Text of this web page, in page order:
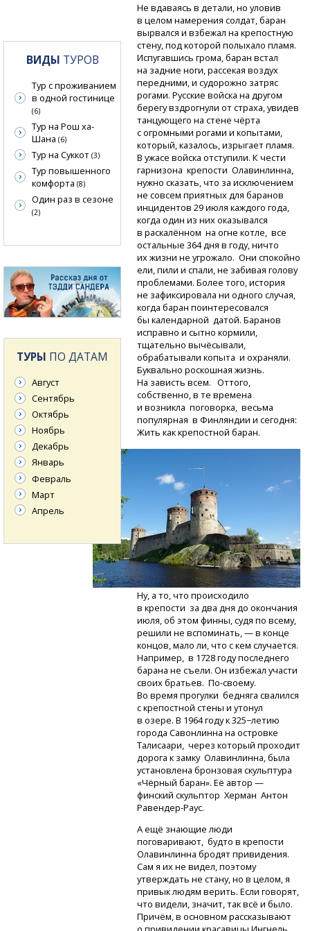
Не вдаваясь в детали, но уловив
в целом намерения солдат, баран
вырвался и взбежал на крепостную
стену, под которой полыхало пламя.
Испугавшись грома, баран встал
на задние ноги, рассекая воздух
передними, и судорожно затряс
рогами. Русские войска на другом
берегу вздрогнули от страха, увидев
танцующего на стене чёрта
с огромными рогами и копытами,
который, казалось, изрыгает пламя.
В ужасе войска отступили. К чести
гарнизона крепости Олавинлинна,
нужно сказать, что за исключением
не совсем приятных для баранов
инцидентов 29 июля каждого года,
когда один из них оказывался
в раскалённом на огне котле, все
остальные 364 дня в году, ничто
их жизни не угрожало. Они спокойно
ели, пили и спали, не забивая голову
проблемами. Более того, история
не зафиксировала ни одного случая,
когда баран поинтересовался
бы календарной датой. Баранов
исправно и сытно кормили,
тщательно вычёсывали,
обрабатывали копыта и охраняли.
Буквально роскошная жизнь.
На зависть всем. Оттого,
собственно, в те времена
и возникла поговорка, весьма
популярная в Финляндии и сегодня:
Жить как крепостной баран.
Ну, а то, что происходило
в крепости за два дня до окончания
июля, об этом финны, судя по всему,
решили не вспоминать, — в конце
концов, мало ли, что с кем случается.
Например, в 1728 году последнего
барана не съели. Он избежал участи
своих братьев.По-своему.
Во время прогулки бедняга свалился
с крепостной стены и утонул
в озере. В 1964 году к 325−летию
города Савонлинна на островке
Талисаари, через который проходит
дорога к замку Олавинлинна, была
установлена бронзовая скульптура
«Чёрный баран». Её автор —
финский скульптор Херман Антон
Равендер-Раус.
А ещё знающие люди
поговаривают, будто в крепости
Олавинлинна бродят привидения.
Сам я их не видел, поэтому
утверждать не стану, но в целом, я
привык людям верить. Если говорят,
что видели, значит, так всё и было.
Причём, в основном рассказывают
ВИДЫ ТУРОВ
Тур с проживанием
в одной гостинице
(6)
Тур на Рош ха-
Шана (6)
Тур на Суккот (3)
Тур повышенного
комфорта (8)
Один раз в сезоне
(2)
ТУРЫ ПО ДАТАМ
Август
Сентябрь
Октябрь
Ноябрь
Декабрь
Январь
Февраль
Март
Апрель